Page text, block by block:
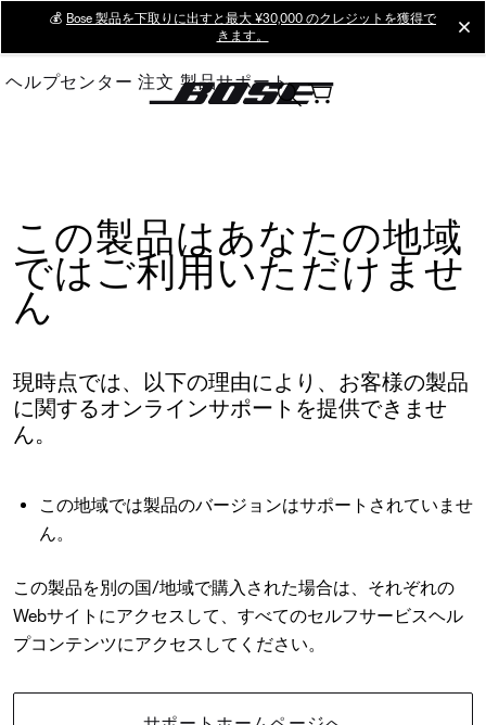
Main
💰 Bose 製品を下取りに出すと最大 ¥30,000 のクレジットを獲得で
きます。
ヘルプセンター 注文 製品サポート
この製品はあなたの地域
ではご利用いただけませ
ん
現時点では、以下の理由により、お客様の製品
に関するオンラインサポートを提供できませ
ん。
この地域では製品のバージョンはサポートされていませ
ん。
この製品を別の国/地域で購入された場合は、それぞれの
Webサイトにアクセスして、すべてのセルフサービスヘル
プコンテンツにアクセスしてください。